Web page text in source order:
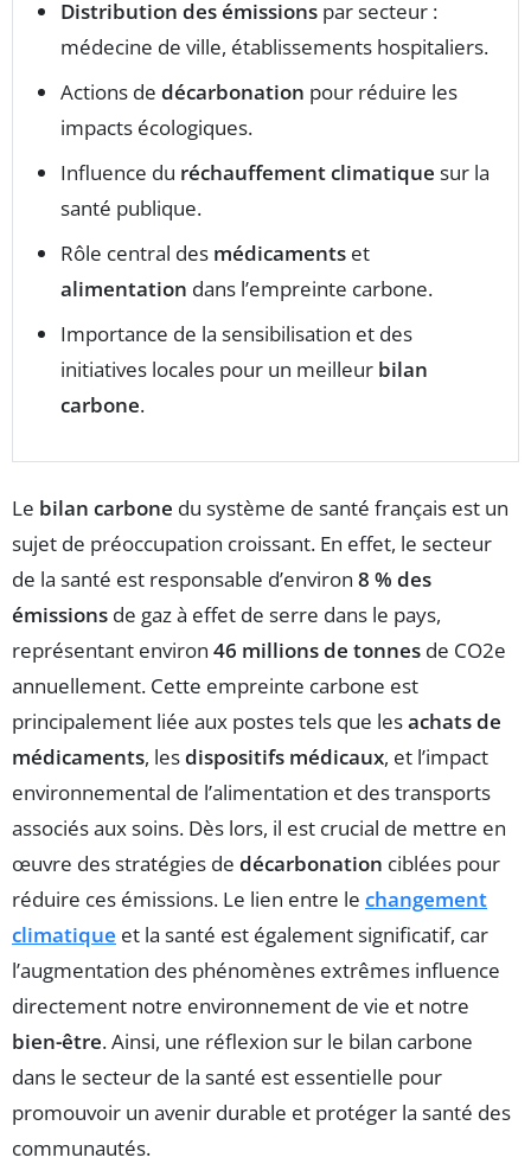
Distribution des émissions par secteur :
médecine de ville, établissements hospitaliers.
Actions de décarbonation pour réduire les
impacts écologiques.
Influence du réchauffement climatique sur la
santé publique.
Rôle central des médicaments et
alimentation dans l’empreinte carbone.
Importance de la sensibilisation et des
initiatives locales pour un meilleur bilan
carbone.
Le bilan carbone du système de santé français est un
sujet de préoccupation croissant. En effet, le secteur
de la santé est responsable d’environ 8 % des
émissions de gaz à effet de serre dans le pays,
représentant environ 46 millions de tonnes de CO2e
annuellement. Cette empreinte carbone est
principalement liée aux postes tels que lesachats de
médicaments, lesdispositifs médicaux, et l’impact
environnemental de l’alimentation et des transports
associés aux soins. Dès lors, il est crucial de mettre en
œuvre des stratégies de décarbonation ciblées pour
réduire ces émissions. Le lien entre le changement
climatique et la santé est également significatif, car
l’augmentation des phénomènes extrêmes influence
directement notre environnement de vie et notre
bien-être. Ainsi, une réflexion sur le bilan carbone
dans le secteur de la santé est essentielle pour
promouvoir un avenir durable et protéger la santé des
communautés.